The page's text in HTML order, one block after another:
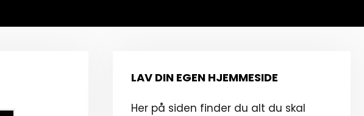
LAV DIN EGEN HJEMMESIDE
Her på siden finder du alt du skal